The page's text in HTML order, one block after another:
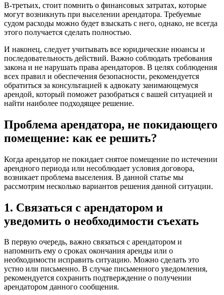
В-третьих, стоит помнить о финансовых затратах, которые
могут возникнуть при выселении арендатора. Требуемые
судом расходы можно будет взыскать с него, однако, не всегда
этого получается сделать полностью.
И наконец, следует учитывать все юридические нюансы и
последовательность действий. Важно соблюдать требования
закона и не нарушать права арендаторов. В целях соблюдения
всех правил и обеспечения безопасности, рекомендуется
обратиться за консультацией к адвокату занимающемуся
арендой, который поможет разобраться с вашей ситуацией и
найти наиболее подходящее решение.
Проблема арендатора, не покидающего
помещение: как ее решить?
Когда арендатор не покидает снятое помещение по истечении
арендного периода или несоблюдает условия договора,
возникает проблема выселения. В данной статье мы
рассмотрим несколько вариантов решения данной ситуации.
1. Связаться с арендатором и
уведомить о необходимости съехать
В первую очередь, важно связаться с арендатором и
напомнить ему о сроках окончания аренды или о
необходимости исправить ситуацию. Можно сделать это
устно или письменно. В случае письменного уведомления,
рекомендуется сохранить подтверждение о получении
арендатором данного сообщения.